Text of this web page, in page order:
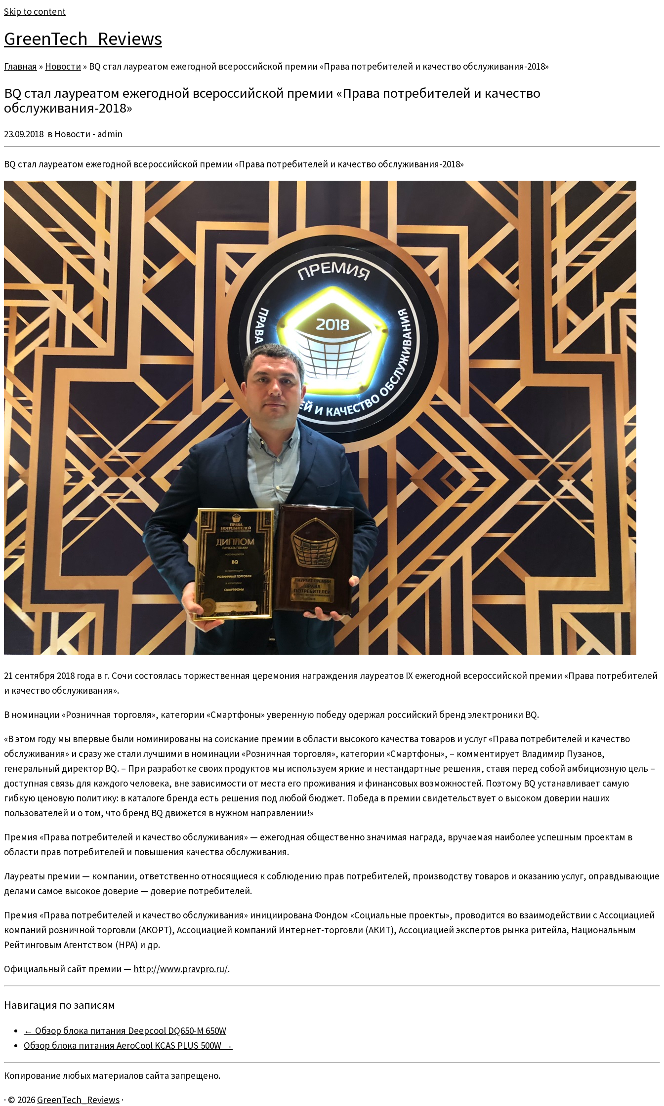
Skip to content
GreenTech_Reviews
Главная » Новости » BQ стал лауреатом ежегодной всероссийской премии «Права потребителей и качество обслуживания-2018»
BQ стал лауреатом ежегодной всероссийской премии «Права потребителей и качество
обслуживания-2018»
23.09.2018 в Новости - admin
BQ стал лауреатом ежегодной всероссийской премии «Права потребителей и качество обслуживания-2018»
21 сентября 2018 года в г. Сочи состоялась торжественная церемония награждения лауреатов IX ежегодной всероссийской премии «Права потребителей
и качество обслуживания».
В номинации «Розничная торговля», категории «Смартфоны» уверенную победу одержал российский бренд электроники BQ.
«В этом году мы впервые были номинированы на соискание премии в области высокого качества товаров и услуг «Права потребителей и качество
обслуживания» и сразу же стали лучшими в номинации «Розничная торговля», категории «Смартфоны», – комментирует Владимир Пузанов,
генеральный директор BQ. – При разработке своих продуктов мы используем яркие и нестандартные решения, ставя перед собой амбициозную цель –
доступная связь для каждого человека, вне зависимости от места его проживания и финансовых возможностей. Поэтому BQ устанавливает самую
гибкую ценовую политику: в каталоге бренда есть решения под любой бюджет. Победа в премии свидетельствует о высоком доверии наших
пользователей и о том, что бренд BQ движется в нужном направлении!»
Премия «Права потребителей и качество обслуживания» — ежегодная общественно значимая награда, вручаемая наиболее успешным проектам в
области прав потребителей и повышения качества обслуживания.
Лауреаты премии — компании, ответственно относящиеся к соблюдению прав потребителей, производству товаров и оказанию услуг, оправдывающие
делами самое высокое доверие — доверие потребителей.
Премия «Права потребителей и качество обслуживания» инициирована Фондом «Социальные проекты», проводится во взаимодействии с Ассоциацией
компаний розничной торговли (АКОРТ), Ассоциацией компаний Интернет-торговли (АКИТ), Ассоциацией экспертов рынка ритейла, Национальным
Рейтинговым Агентством (НРА) и др.
Официальный сайт премии — http://www.pravpro.ru/.
Навигация по записям
← Обзор блока питания Deepcool DQ650-M 650W
Обзор блока питания AeroCool KCAS PLUS 500W →
Копирование любых материалов сайта запрещено.
· © 2026 GreenTech_Reviews ·